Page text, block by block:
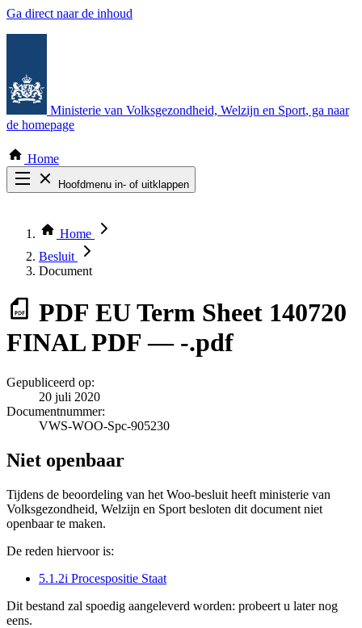
Ga direct naar de inhoud
Ministerie van Volksgezondheid, Welzijn en Sport, ga naar
de homepage
Home
Hoofdmenu in- of uitklappen
Thema COVID-19
Bekijk per bestuursorgaan
Home
Besluit
Document
PDF EU Term Sheet 140720
FINAL PDF — -.pdf
Gepubliceerd op:
20 juli 2020
Documentnummer:
VWS-WOO-Spc-905230
Niet openbaar
Tijdens de beoordeling van het Woo-besluit heeft ministerie van
Volksgezondheid, Welzijn en Sport besloten dit document niet
openbaar te maken.
De reden hiervoor is:
5.1.2i Procespositie Staat
Dit bestand zal spoedig aangeleverd worden: probeert u later nog
eens.